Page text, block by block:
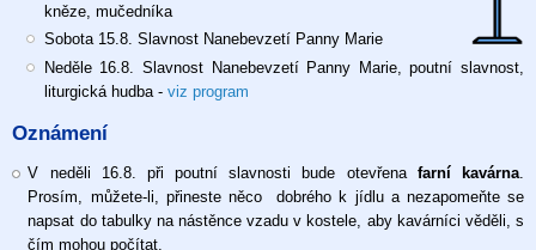
kněze, mučedníka
Sobota 15.8. Slavnost Nanebevzetí Panny Marie
Neděle 16.8. Slavnost Nanebevzetí Panny Marie, poutní slavnost,
liturgická hudba - viz program
Oznámení
V neděli 16.8. při poutní slavnosti bude otevřena farní kavárna
Prosím, můžete-li, přineste něco dobrého k jídlu a nezapomeňte se
napsat do tabulky na nástěnce vzadu v kostele, aby kavárníci věděli, s
čím mohou počítat.